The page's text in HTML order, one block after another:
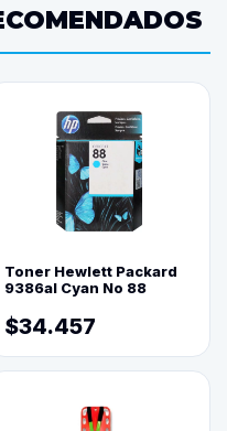
Toner Hewlett Packard
9386al Cyan No 88
$34.457